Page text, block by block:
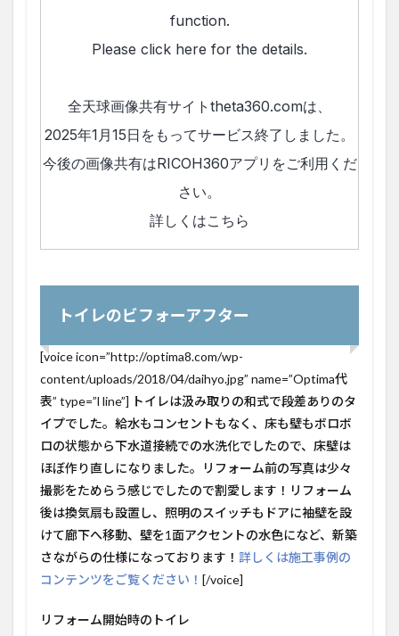
トイレのビフォーアフター
[voice icon=”http://optima8.com/wp-
content/uploads/2018/04/daihyo.jpg” name=”Optima代
表” type=”l line”] トイレは汲み取りの和式で段差ありのタ
イプでした。給水もコンセントもなく、床も壁もボロボ
ロの状態から下水道接続での水洗化でしたので、床壁は
ほぼ作り直しになりました。リフォーム前の写真は少々
撮影をためらう感じでしたので割愛します！リフォーム
後は換気扇も設置し、照明のスイッチもドアに袖壁を設
けて廊下へ移動、壁を1面アクセントの水色になど、新築
さながらの仕様になっております！ 詳しくは施工事例の
コンテンツをご覧ください！ [/voice]
リフォーム開始時のトイレ